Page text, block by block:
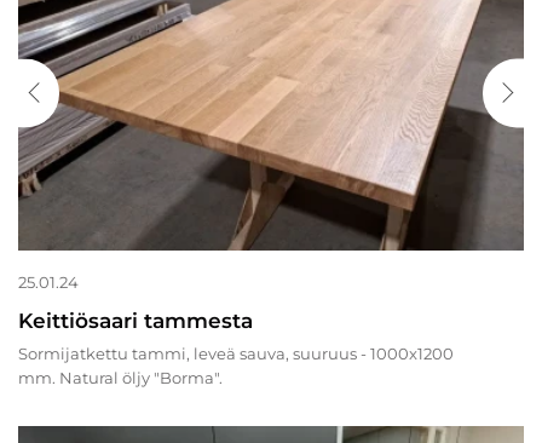
25.01.24
Keittiösaari tammesta
Sormijatkettu tammi, leveä sauva, suuruus - 1000x1200
mm. Natural öljy "Borma".